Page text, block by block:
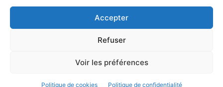
Accepter
Refuser
Voir les préférences
Politique de cookies Politique de confidentialité
© STREETARTPARIS. All Rights Reserved. 2024